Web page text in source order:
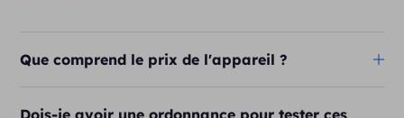
Que comprend le prix de l'appareil ?
Dois-je avoir une ordonnance pour tester ces